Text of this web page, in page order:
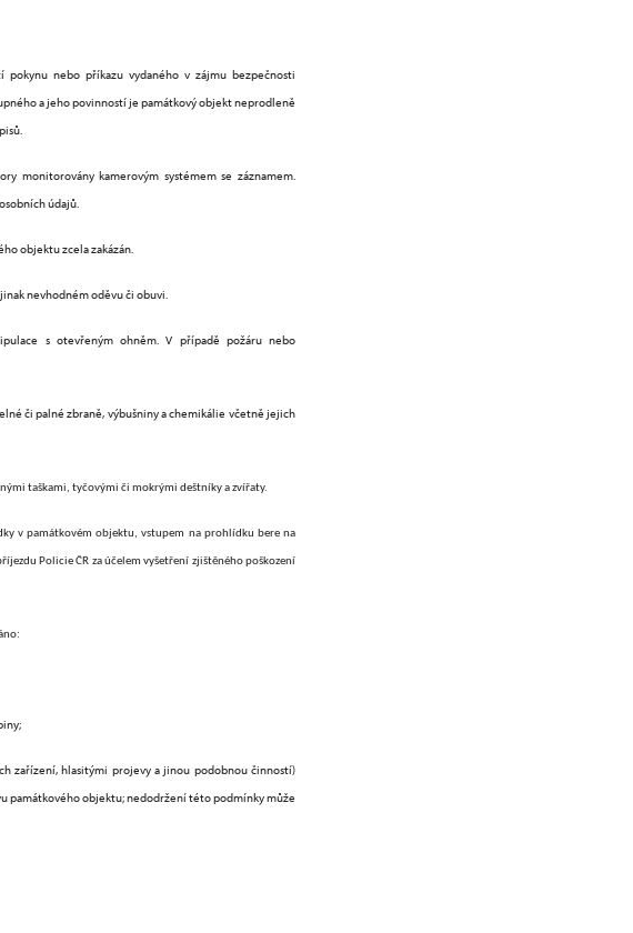
nebo příkazu vydaného v zájmu bezpečnosti
a jeho povinností je památkový objekt neprodleně
monitorovány kamerovým systémem se záznamem.
údajů.
objektu zcela zakázán.
nevhodném oděvu či obuvi.
s otevřeným ohněm. V případě požáru nebo
či palné zbraně, výbušniny a chemikálie včetně jejich
taškami, tyčovými či mokrými deštníky a zvířaty.
v památkovém objektu, vstupem na prohlídku bere na
Policie ČR za účelem vyšetření zjištěného poškození
zařízení, hlasitými projevy a jinou podobnou činností)
památkového objektu; nedodržení této podmínky může